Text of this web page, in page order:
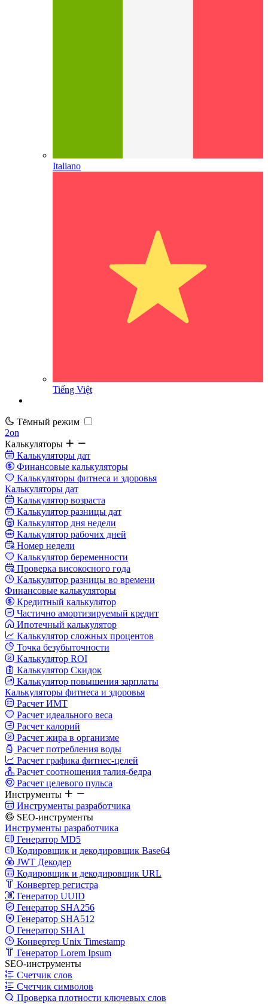
Italiano
Tiếng Việt
Тёмный режим
2on
Калькуляторы
Калькуляторы дат
Финансовые калькуляторы
Калькуляторы фитнеса и здоровья
Калькуляторы дат
Калькулятор возраста
Калькулятор разницы дат
Калькулятор дня недели
Калькулятор рабочих дней
Номер недели
Калькулятор беременности
Проверка високосного года
Калькулятор разницы во времени
Финансовые калькуляторы
Кредитный калькулятор
Частично амортизируемый кредит
Ипотечный калькулятор
Калькулятор сложных процентов
Точка безубыточности
Калькулятор ROI
Калькулятор Скидок
Калькулятор повышения зарплаты
Калькуляторы фитнеса и здоровья
Расчет ИМТ
Расчет идеального веса
Расчет калорий
Расчет жира в организме
Расчет потребления воды
Расчет графика фитнес-целей
Расчет соотношения талия-бедра
Расчет целевого пульса
Инструменты
Инструменты разработчика
SEO-инструменты
Инструменты разработчика
Генератор MD5
Кодировщик и декодировщик Base64
JWT Декодер
Кодировщик и декодировщик URL
Конвертер регистра
Генератор UUID
Генератор SHA256
Генератор SHA512
Генератор SHA1
Конвертер Unix Timestamp
Генератор Lorem Ipsum
SEO-инструменты
Счетчик слов
Счетчик символов
Проверка плотности ключевых слов